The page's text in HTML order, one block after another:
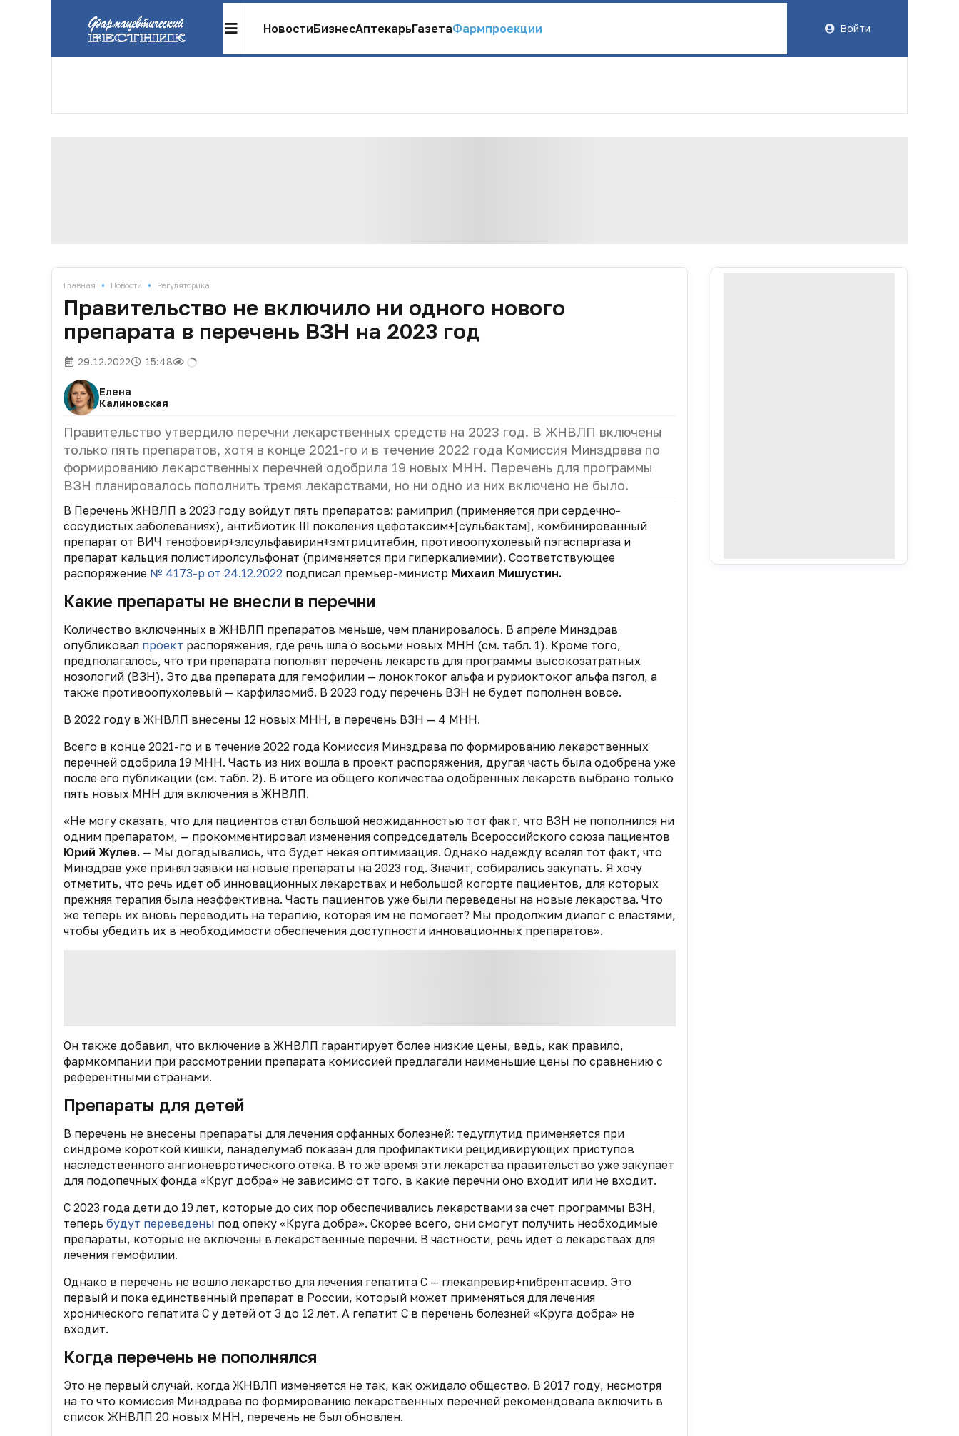
НовостиБизнесАптекарьГазетаФармпроекции Войти
Главная • Новости • Регуляторика
Правительство не включило ни одного нового
препарата в перечень ВЗН на 2023 год
29.12.2022 15:48
Елена
Калиновская
Правительство утвердило перечни лекарственных средств на 2023 год. В ЖНВЛП включены
только пять препаратов, хотя в конце 2021-го и в течение 2022 года Комиссия Минздрава по
формированию лекарственных перечней одобрила 19 новых МНН. Перечень для программы
ВЗН планировалось пополнить тремя лекарствами, но ни одно из них включено не было.
В Перечень ЖНВЛП в 2023 году войдут пять препаратов: рамиприл (применяется при сердечно-
сосудистых заболеваниях), антибиотик III поколения цефотаксим+[сульбактам], комбинированный
препарат от ВИЧ тенофовир+элсульфавирин+эмтрицитабин, противоопухолевый пэгаспаргаза и
препарат кальция полистиролсульфонат (применяется при гиперкалиемии). Соответствующее
распоряжение № 4173-р от 24.12.2022 подписал премьер-министр Михаил Мишустин.
Какие препараты не внесли в перечни
Количество включенных в ЖНВЛП препаратов меньше, чем планировалось. В апреле Минздрав
опубликовал проект распоряжения, где речь шла о восьми новых МНН (см. табл. 1). Кроме того,
предполагалось, что три препарата пополнят перечень лекарств для программы высокозатратных
нозологий (ВЗН). Это два препарата для гемофилии — лоноктоког альфа и руриоктоког альфа пэгол, а
также противоопухолевый — карфилзомиб. В 2023 году перечень ВЗН не будет пополнен вовсе.
В 2022 году в ЖНВЛП внесены 12 новых МНН, в перечень ВЗН — 4 МНН.
Всего в конце 2021-го и в течение 2022 года Комиссия Минздрава по формированию лекарственных
перечней одобрила 19 МНН. Часть из них вошла в проект распоряжения, другая часть была одобрена уже
после его публикации (см. табл. 2). В итоге из общего количества одобренных лекарств выбрано только
пять новых МНН для включения в ЖНВЛП.
«Не могу сказать, что для пациентов стал большой неожиданностью тот факт, что ВЗН не пополнился ни
одним препаратом, — прокомментировал изменения сопредседатель Всероссийского союза пациентов
Юрий Жулев. — Мы догадывались, что будет некая оптимизация. Однако надежду вселял тот факт, что
Минздрав уже принял заявки на новые препараты на 2023 год. Значит, собирались закупать. Я хочу
отметить, что речь идет об инновационных лекарствах и небольшой когорте пациентов, для которых
прежняя терапия была неэффективна. Часть пациентов уже были переведены на новые лекарства. Что
же теперь их вновь переводить на терапию, которая им не помогает? Мы продолжим диалог с властями,
чтобы убедить их в необходимости обеспечения доступности инновационных препаратов».
Он также добавил, что включение в ЖНВЛП гарантирует более низкие цены, ведь, как правило,
фармкомпании при рассмотрении препарата комиссией предлагали наименьшие цены по сравнению с
референтными странами.
Препараты для детей
В перечень не внесены препараты для лечения орфанных болезней: тедуглутид применяется при
синдроме короткой кишки, ланаделумаб показан для профилактики рецидивирующих приступов
наследственного ангионевротического отека. В то же время эти лекарства правительство уже закупает
для подопечных фонда «Круг добра» не зависимо от того, в какие перечни оно входит или не входит.
С 2023 года дети до 19 лет, которые до сих пор обеспечивались лекарствами за счет программы ВЗН,
теперь будут переведены под опеку «Круга добра». Скорее всего, они смогут получить необходимые
препараты, которые не включены в лекарственные перечни. В частности, речь идет о лекарствах для
лечения гемофилии.
Однако в перечень не вошло лекарство для лечения гепатита С — глекапревир+пибрентасвир. Это
первый и пока единственный препарат в России, который может применяться для лечения
хронического гепатита С у детей от 3 до 12 лет. А гепатит С в перечень болезней «Круга добра» не
входит.
Когда перечень не пополнялся
Это не первый случай, когда ЖНВЛП изменяется не так, как ожидало общество. В 2017 году, несмотря
на то что комиссия Минздрава по формированию лекарственных перечней рекомендовала включить в
список ЖНВЛП 20 новых МНН, перечень не был обновлен.